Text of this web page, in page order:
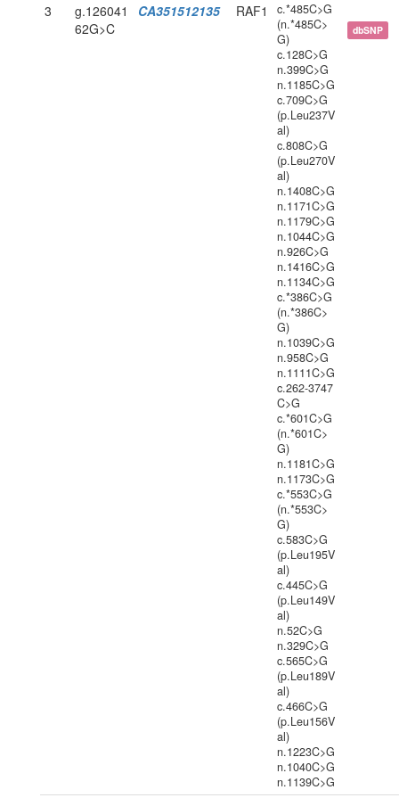
3
g.126041
62G>C
CA351512135 RAF1
c.*485C>G
(n.*485C>
G)
c.128C>G
n.399C>G
n.1185C>G
c.709C>G
(p.Leu237V
al)
c.808C>G
(p.Leu270V
al)
n.1408C>G
n.1171C>G
n.1179C>G
n.1044C>G
n.926C>G
n.1416C>G
n.1134C>G
c.*386C>G
(n.*386C>
G)
n.1039C>G
n.958C>G
n.1111C>G
c.262-3747
C>G
c.*601C>G
(n.*601C>
G)
n.1181C>G
n.1173C>G
c.*553C>G
(n.*553C>
G)
c.583C>G
(p.Leu195V
al)
c.445C>G
(p.Leu149V
al)
n.52C>G
n.329C>G
c.565C>G
(p.Leu189V
al)
c.466C>G
(p.Leu156V
al)
n.1223C>G
n.1040C>G
n.1139C>G
dbSNP